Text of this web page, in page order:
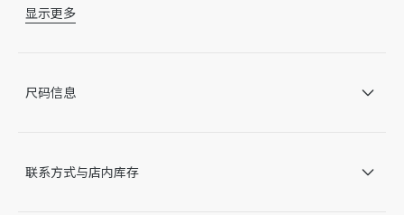
型。
Dior 刺绣
衣领：7.5 厘米
100% 棉
产品图片可能与产品实际外观不一致，以产品实物为准。如有相
显示更多
尺码信息
联系方式与店内库存